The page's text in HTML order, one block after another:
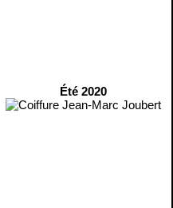
Été 2020